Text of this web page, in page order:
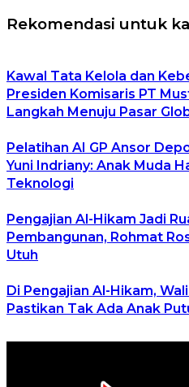
Rekomendasi untuk
Kawal Tata Kelola dan
Presiden Komisaris PT
Langkah Menuju Pasar
Pelatihan AI GP Ansor
Yuni Indriany: Anak Muda
Teknologi
Pengajian Al-Hikam Jadi
Pembangunan, Rohmat
Utuh
Di Pengajian Al-Hikam,
Pastikan Tak Ada Anak